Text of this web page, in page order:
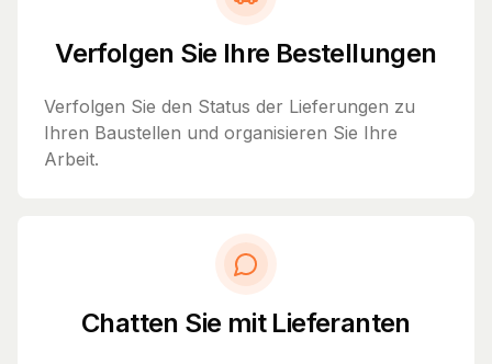
Verfolgen Sie Ihre Bestellungen
Verfolgen Sie den Status der Lieferungen zu
Ihren Baustellen und organisieren Sie Ihre
Arbeit.
Chatten Sie mit Lieferanten